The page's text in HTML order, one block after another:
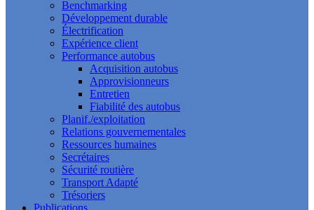
Benchmarking
Développement durable
Électrification
Expérience client
Performance autobus
Acquisition autobus
Approvisionneurs
Entretien
Fiabilité des autobus
Planif./exploitation
Relations gouvernementales
Ressources humaines
Secrétaires
Sécurité routière
Transport Adapté
Trésoriers
Publications